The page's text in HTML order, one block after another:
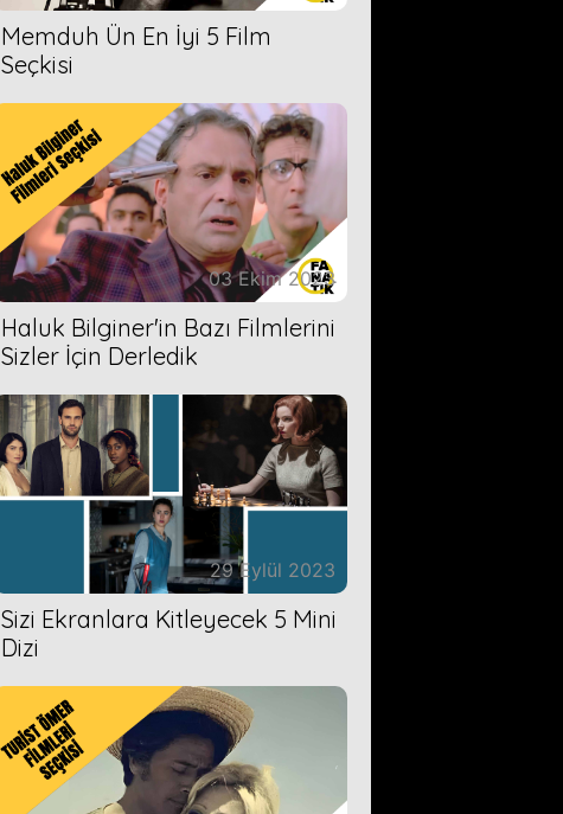
Memduh Ün En İyi 5 Film
Seçkisi
03 Ekim 2023
Haluk Bilginer'in Bazı Filmlerini
Sizler İçin Derledik
29 Eylül 2023
Sizi Ekranlara Kitleyecek 5 Mini
Dizi